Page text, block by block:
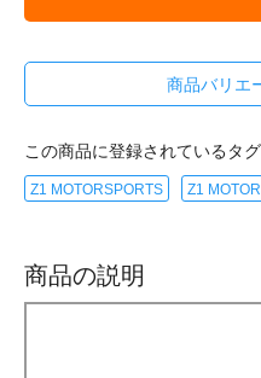
商品バリエ
この商品に登録されているタグ
Z1 MOTORSPORTS Z1
商品の説明